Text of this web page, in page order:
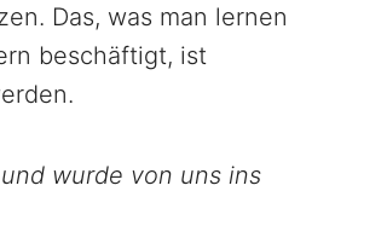
Das, was man lernen
beschäftigt, ist
wurde von uns ins